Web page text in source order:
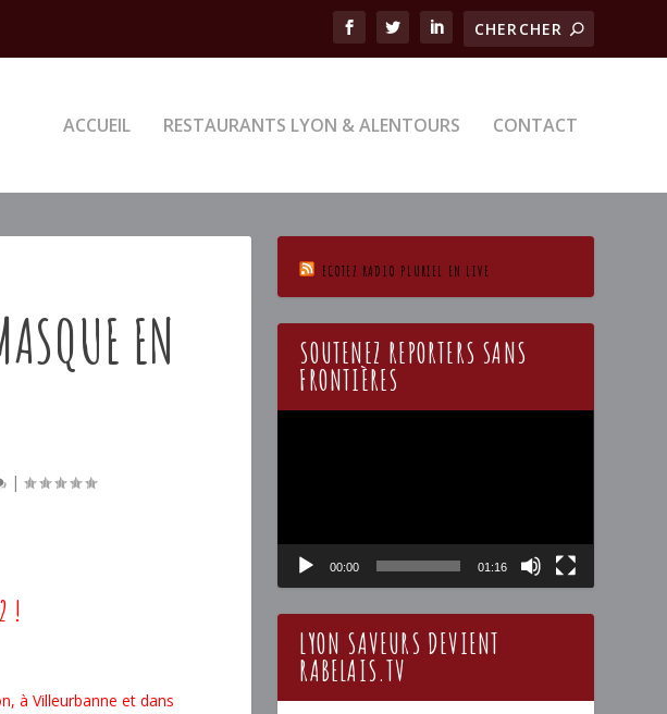
ACCUEIL RESTAURANTS LYON & ALENTOURS CONTACT
EN
|
!
à Villeurbanne et dans
ECOTEZ RADIO PLURIEL EN LIVE
SOUTENEZ REPORTERS SANS
FRONTIÈRES
00:00 01:16
LYON SAVEURS DEVIENT
RABELAIS.TV